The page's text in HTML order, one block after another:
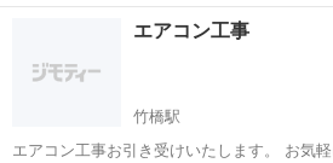
る 沓掛壮馬（くつかけ そうま）と申します。 【対応内容】 ・洗
／トイレ／キッチン等のコンセント増設 ・
置調整 ・原状回復時の軽電...
電気工事
エアコン工事
竹橋駅
エアコン工事お引き受けいたします。 お気軽に